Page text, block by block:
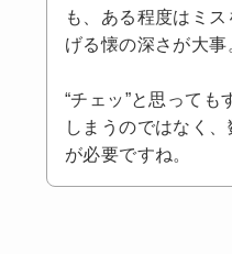
も、ある程度はミ
げる懐の深さが大事
“チェッ”と思っても
しまうのではなく
が必要ですね。